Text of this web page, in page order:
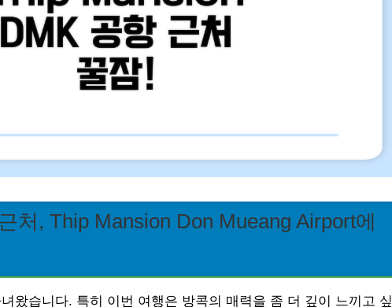
처, Thip Mansion Don Mueang Airport에
왔습니다. 특히 이번 여행은 방콕의 매력을 좀 더 깊이 느끼고 싶